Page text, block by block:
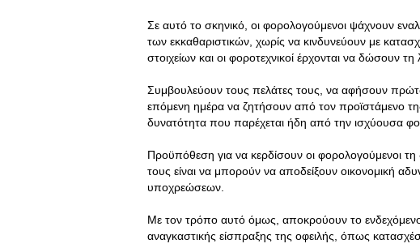
Σε αυτό το σκηνικό, οι φορολογούμενοι ψάχνουν
των εκκαθαριστικών, χωρίς να κινδυνεύουν με
στοιχείων και οι φοροτεχνικοί έρχονται να δώσουν τη
Συμβουλεύουν τους πελάτες τους, να αφήσουν
επόμενη ημέρα να ζητήσουν από τον προϊστάμενο
δυνατότητα που παρέχεται ήδη από την ισχύουσα
Προϋπόθεση για να κερδίσουν οι φορολογούμενοι
τους είναι να μπορούν να αποδείξουν οικονομική
υποχρεώσεων.
Με τον τρόπο αυτό όμως, αποκρούουν το
αναγκαστικής είσπραξης της οφειλής, όπως